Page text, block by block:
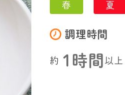
春 夏
調理時間
約 1時間 以上